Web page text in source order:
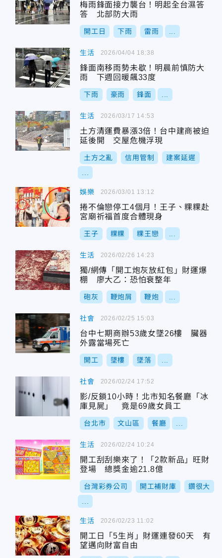
梅雨鋒面接力襲台！明起全台濕答
答 北部防大雨
開工日 下雨 雷雨
生活
鋒面南移雨勢未歇！明晨前慎防大
雨 下週回暖飆33度
下雨 豪雨 鋒面
2026/04/04 18:38
生活
土方清運費暴漲3倍！台中建商被迫
延後開 交屋危機浮現
土方之亂 信用管制 建案延遲
2026/03/17 14:53
娛樂
捲不倫戀停工4個月！王子、粿粿赴
宮廟祈福首度合體現身
王子 粿粿 粿王戀
2026/03/01 13:12
生活
獨/網傳「開工炮灰放紅包」財運爆
棚 廖大乙：恐怕衰整年
砲灰 鞭炮屑 鞭炮
2026/02/26 14:23
社會
台中七期商辦53歲女墜26樓 臟器
外露當場死亡
開工 墜樓 墜落
2026/02/25 15:03
社會
影/反鎖10小時！北市知名餐廳「冰
庫見屍」 竟是69歲女員工
台北市 文山區 餐廳
2026/02/24 17:52
生活
開工刮刮樂來了！「2款新品」旺財
登場 總獎金逾21.8億
台灣彩券公司 開工補財庫 鑽很大
2026/02/24 10:24
生活
開工日「5生肖」財運連發60天 有
望邁向財富自由
2026/02/23 11:02